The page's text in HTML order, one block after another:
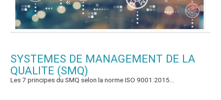
SYSTEMES DE MANAGEMENT DE LA
QUALITE (SMQ)
Les 7 principes du SMQ selon la norme ISO 9001:2015...